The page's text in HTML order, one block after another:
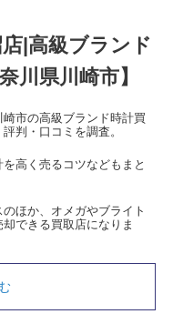
|高級ブランド
川県川崎市】
市の高級ブランド時計買
判・口コミを調査。
高く売るコツなどもまと
ほか、オメガやブライト
できる買取店になりま